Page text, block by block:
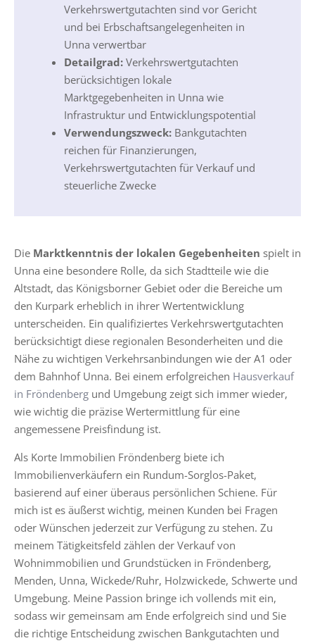
Verkehrswertgutachten sind vor Gericht
und bei Erbschaftsangelegenheiten in
Unna verwertbar
Detailgrad: Verkehrswertgutachten
berücksichtigen lokale
Marktgegebenheiten in Unna wie
Infrastruktur und Entwicklungspotential
Verwendungszweck: Bankgutachten
reichen für Finanzierungen,
Verkehrswertgutachten für Verkauf und
steuerliche Zwecke
Die Marktkenntnis der lokalen Gegebenheiten spielt in
Unna eine besondere Rolle, da sich Stadtteile wie die
Altstadt, das Königsborner Gebiet oder die Bereiche um
den Kurpark erheblich in ihrer Wertentwicklung
unterscheiden. Ein qualifiziertes Verkehrswertgutachten
berücksichtigt diese regionalen Besonderheiten und die
Nähe zu wichtigen Verkehrsanbindungen wie der A1 oder
dem Bahnhof Unna. Bei einem erfolgreichen Hausverkauf
in Fröndenberg und Umgebung zeigt sich immer wieder,
wie wichtig die präzise Wertermittlung für eine
angemessene Preisfindung ist.
Als Korte Immobilien Fröndenberg biete ich
Immobilienverkäufern ein Rundum-Sorglos-Paket,
basierend auf einer überaus persönlichen Schiene. Für
mich ist es äußerst wichtig, meinen Kunden bei Fragen
oder Wünschen jederzeit zur Verfügung zu stehen. Zu
meinem Tätigkeitsfeld zählen der Verkauf von
Wohnimmobilien und Grundstücken in Fröndenberg,
Menden, Unna, Wickede/Ruhr, Holzwickede, Schwerte und
Umgebung. Meine Passion bringe ich vollends mit ein,
sodass wir gemeinsam am Ende erfolgreich sind und Sie
die richtige Entscheidung zwischen Bankgutachten und